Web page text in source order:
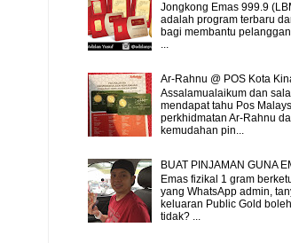
Jongkong Emas 999.9
adalah program terbaru
bagi membantu
...
Ar-Rahnu @ POS Kota
Assalamualaikum dan
mendapat tahu Pos
perkhidmatan Ar-Rahnu
kemudahan pin...
BUAT PINJAMAN GUNA
Emas fizikal 1 gram
yang WhatsApp admin,
keluaran Public Gold
tidak? ...